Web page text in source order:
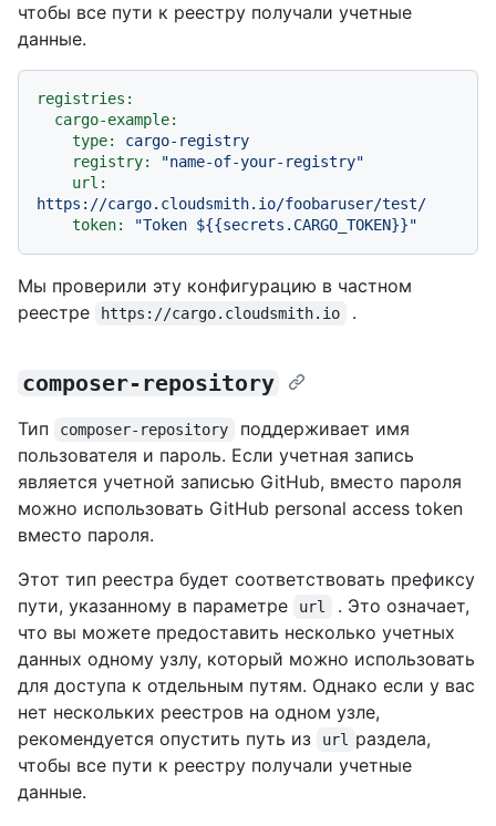
чтобы все пути к реестру получали учетные
данные.
registries:
cargo-example:
type:
cargo-registry
registry:
"name-of-your-registry"
url:
https://cargo.cloudsmith.io/foobaruser/test/
token:
"Token ${{secrets.CARGO_TOKEN}}"
Мы проверили эту конфигурацию в частном
реестре
https://cargo.cloudsmith.io .
composer-repository
Тип composer-repository
поддерживает имя
пользователя и пароль. Если учетная запись
является учетной записью GitHub, вместо пароля
можно использовать GitHub personal access token
вместо пароля.
Этот тип реестра будет соответствовать префиксу
пути, указанному в параметре
url
. Это означает,
что вы можете предоставить несколько учетных
данных одному узлу, который можно использовать
для доступа к отдельным путям. Однако если у вас
нет нескольких реестров на одном узле,
рекомендуется опустить путь из
url
раздела,
чтобы все пути к реестру получали учетные
данные.